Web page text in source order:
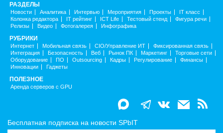
РАЗДЕЛЫ
Новости Аналитика Интервью Мероприятия Проекты
IT класс
Колонка редактора
IT рейтинг ICT Life Тестовый стенд
Фигура речи
Релизы
Видео Фотогалерея Инфографика
РУБРИКИ
Интернет Мобильная связь CIO/Управление ИТ
Фиксированная связь
Интеграция
Безопасность Веб Рынок ПК Маркетинг
Торговые сети
Оборудование
ПО Outsourcing Кадры Регулирование
Финансы
Инновации
Гаджеты
ПОЛЕЗНОЕ
Аренда серверов с GPU
Бесплатная подписка на новости SPbIT